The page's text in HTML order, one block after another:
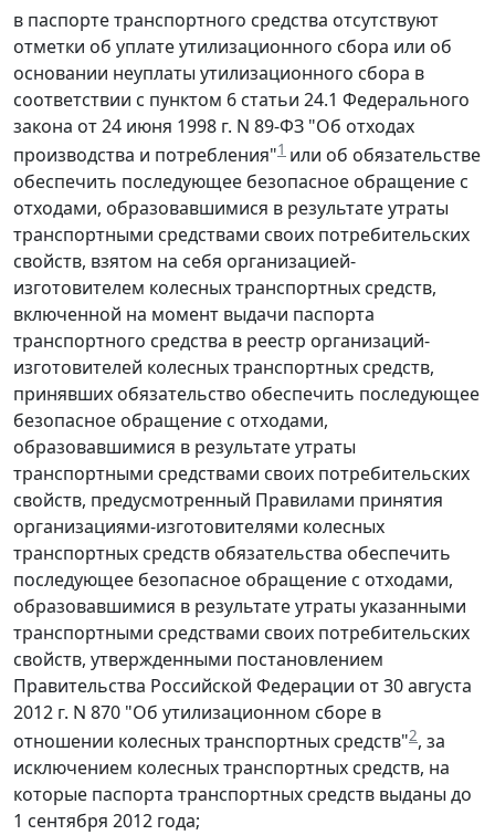
в паспорте транспортного средства отсутствуют
отметки об уплате утилизационного сбора или об
основании неуплаты утилизационного сбора в
соответствии с пунктом 6 статьи 24.1 Федерального
закона от 24 июня 1998 г. N 89-ФЗ "Об отходах
производства и потребления"1 или об обязательстве
обеспечить последующее безопасное обращение с
отходами, образовавшимися в результате утраты
транспортными средствами своих потребительских
свойств, взятом на себя организацией-
изготовителем колесных транспортных средств,
включенной на момент выдачи паспорта
транспортного средства в реестр организаций-
изготовителей колесных транспортных средств,
принявших обязательство обеспечить последующее
безопасное обращение с отходами,
образовавшимися в результате утраты
транспортными средствами своих потребительских
свойств, предусмотренный Правилами принятия
организациями-изготовителями колесных
транспортных средств обязательства обеспечить
последующее безопасное обращение с отходами,
образовавшимися в результате утраты указанными
транспортными средствами своих потребительских
свойств, утвержденными постановлением
Правительства Российской Федерации от 30 августа
2012 г. N 870 "Об утилизационном сборе в
отношении колесных транспортных средств"2, за
исключением колесных транспортных средств, на
которые паспорта транспортных средств выданы до
1 сентября 2012 года;